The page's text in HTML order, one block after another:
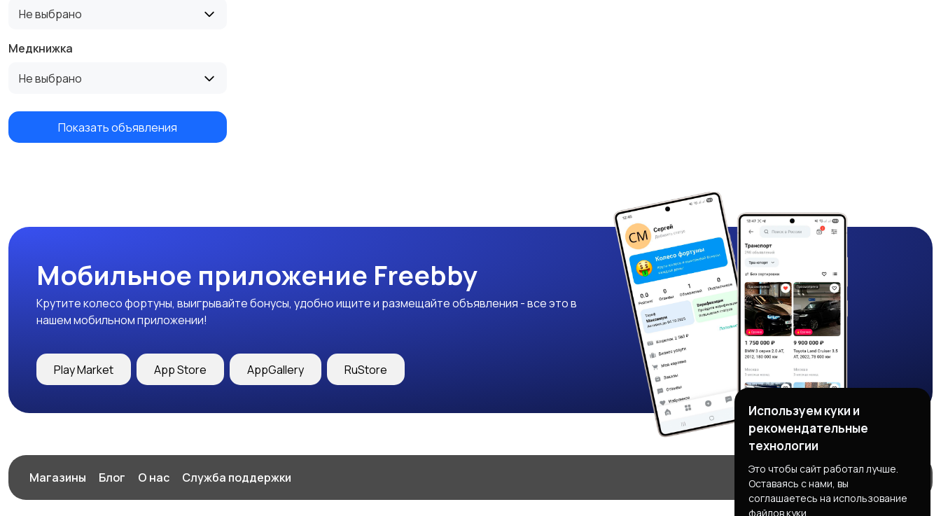
Не выбрано
Медкнижка
Не выбрано
Показать объявления
Мобильное приложение Freebby
Крутите колесо фортуны, выигрывайте бонусы, удобно ищите и размещайте объявления - все это в
нашем мобильном приложении!
Play Market App Store AppGallery RuStore
Магазины Блог О нас Служба поддержки
Используем куки и
рекомендательные
технологии
Это чтобы сайт работал лучше.
Оставаясь с нами, вы
соглашаетесь на использование
файлов куки.